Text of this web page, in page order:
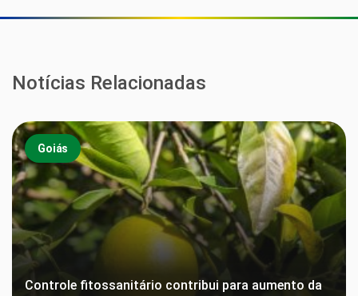
Notícias Relacionadas
Goiás
Controle fitossanitário contribui para aumento da